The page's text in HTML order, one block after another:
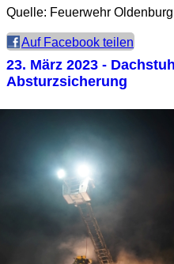
Quelle: Feuerwehr Oldenburg
Auf Facebook teilen
23. März 2023 -
Absturzsicherung